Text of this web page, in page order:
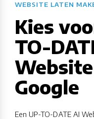
WEBSITE LATEN
Kies
TO-
Google
Een UP-TO-DATE AI